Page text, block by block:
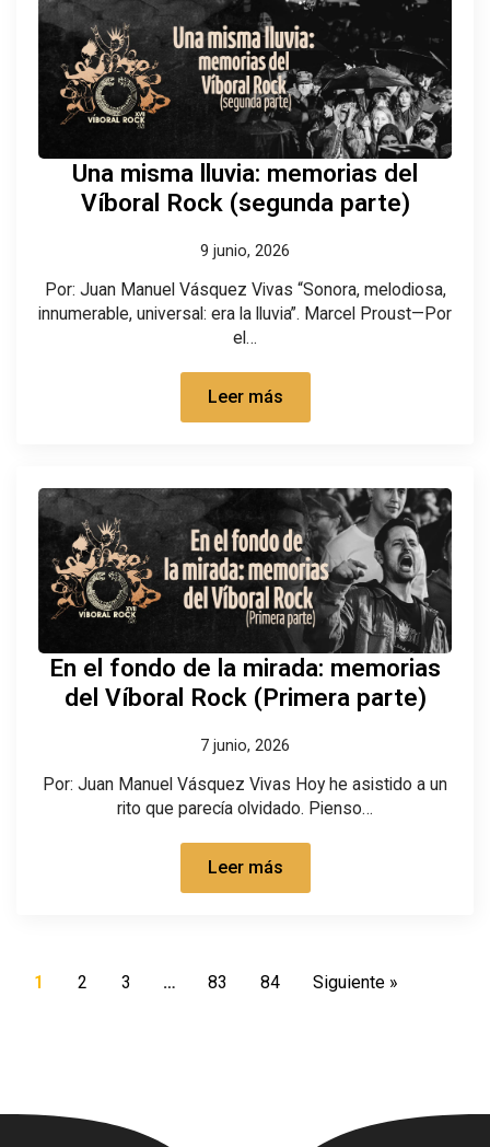
Una misma lluvia: memorias del
Víboral Rock (segunda parte)
9 junio, 2026
Por: Juan Manuel Vásquez Vivas “Sonora, melodiosa,
innumerable, universal: era la lluvia”. Marcel Proust—Por
el…
Leer más
En el fondo de la mirada: memorias
del Víboral Rock (Primera parte)
7 junio, 2026
Por: Juan Manuel Vásquez Vivas Hoy he asistido a un
rito que parecía olvidado. Pienso…
Leer más
1 2 3 … 83 84 Siguiente »